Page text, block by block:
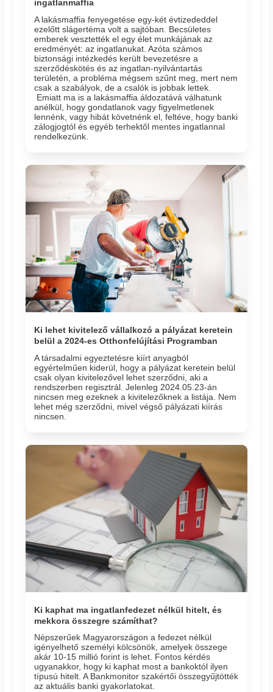
ingatlanmaffia
A lakásmaffia fenyegetése egy-két évtizededdel
ezelőtt slágertéma volt a sajtóban. Becsületes
emberek vesztették el egy élet munkájának az
eredményét: az ingatlanukat. Azóta számos
biztonsági intézkedés került bevezetésre a
szerződéskötés és az ingatlan-nyilvántartás
területén, a probléma mégsem szűnt meg, mert nem
csak a szabályok, de a csalók is jobbak lettek.
Emiatt ma is a lakásmaffia áldozatává válhatunk
anélkül, hogy gondatlanok vagy figyelmetlenek
lennénk, vagy hibát követnénk el, feltéve, hogy banki
zálogjogtól és egyéb terhektől mentes ingatlannal
rendelkezünk.
Ki lehet kivitelező vállalkozó a pályázat keretein
belül a 2024-es Otthonfelújítási Programban
A társadalmi egyeztetésre kiírt anyagból
egyértelműen kiderül, hogy a pályázat keretein belül
csak olyan kivitelezővel lehet szerződni, aki a
rendszerben regisztrál. Jelenleg 2024.05.23-án
nincsen meg ezeknek a kivitelezőknek a listája. Nem
lehet még szerződni, mivel végső pályázati kiírás
nincsen.
Ki kaphat ma ingatlanfedezet nélkül hitelt, és
mekkora összegre számíthat?
Népszerűek Magyarországon a fedezet nélkül
igényelhető személyi kölcsönök, amelyek összege
akár 10-15 millió forint is lehet. Fontos kérdés
ugyanakkor, hogy ki kaphat most a bankoktól ilyen
típusú hitelt. A Bankmonitor szakértői összegyűjtötték
az aktuális banki gyakorlatokat.